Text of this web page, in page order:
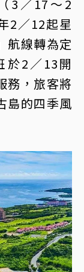
3／17～2
2／12起星
航線轉為定
於2／13開
務，旅客將
島的四季風